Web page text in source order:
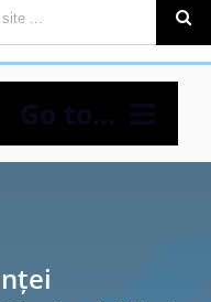
Go to...